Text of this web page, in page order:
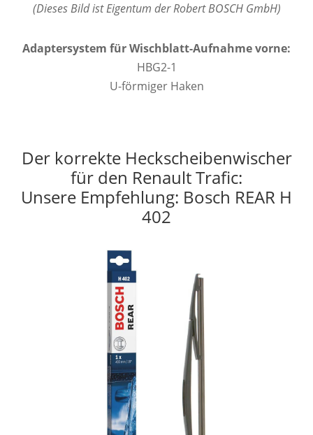
(Dieses Bild ist Eigentum der Robert BOSCH GmbH)
Adaptersystem für Wischblatt-Aufnahme vorne:
HBG2-1
U-förmiger Haken
Der korrekte Heckscheibenwischer
für den Renault Trafic:
Unsere Empfehlung: Bosch REAR H
402